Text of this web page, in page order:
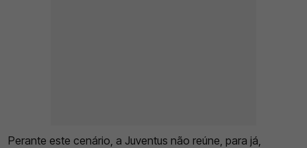
Perante este cenário, a Juventus não reúne, para já,